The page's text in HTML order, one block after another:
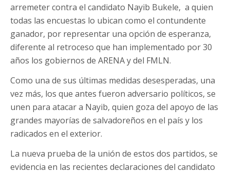
arremeter contra el candidato Nayib Bukele, a quien
todas las encuestas lo ubican como el contundente
ganador, por representar una opción de esperanza,
diferente al retroceso que han implementado por 30
años los gobiernos de ARENA y del FMLN.
Como una de sus últimas medidas desesperadas, una
vez más, los que antes fueron adversario políticos, se
unen para atacar a Nayib, quien goza del apoyo de las
grandes mayorías de salvadoreños en el país y los
radicados en el exterior.
La nueva prueba de la unión de estos dos partidos, se
evidencia en las recientes declaraciones del candidato